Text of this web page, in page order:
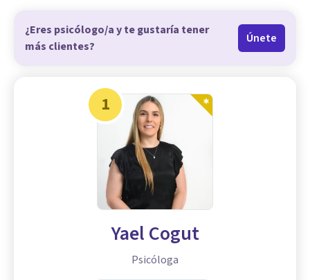
¿Eres psicólogo/a y te gustaría tener
más clientes?
Únete
1
Yael Cogut
Psicóloga